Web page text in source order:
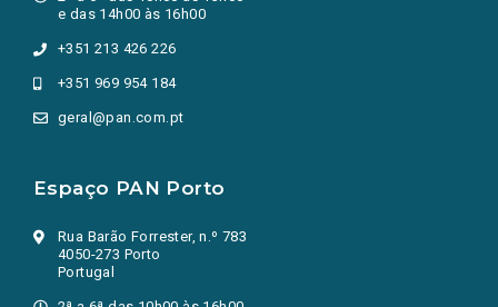
e das 14h00 às 16h00
+351 213 426 226
+351 969 954 184
geral@pan.com.pt
Espaço PAN Porto
Rua Barão Forrester, n.º 783
4050-273 Porto
Portugal